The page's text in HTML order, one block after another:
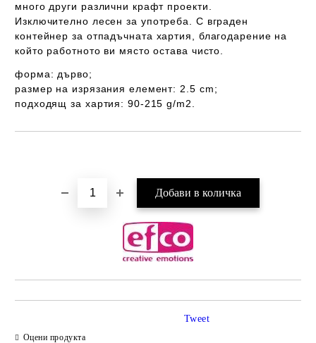
много други различни крафт проекти.
Изключително лесен за употреба. С вграден
контейнер за отпадъчната хартия, благодарение на
който работното ви място остава чисто.
форма: дърво;
размер на изрязания елемент: 2.5 cm;
подходящ за хартия: 90-215 g/m2.
Оцени продукта
Tweet